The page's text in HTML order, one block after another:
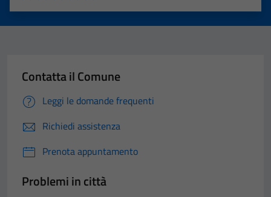
Valuta 5 stelle su 5
Valuta 4 stelle su 5
Valuta 3 stelle su 5
Valuta 2 stelle su 5
Valuta 1 stelle su 5
Contatta il Comune
Leggi le domande frequenti
Richiedi assistenza
Prenota appuntamento
Problemi in città